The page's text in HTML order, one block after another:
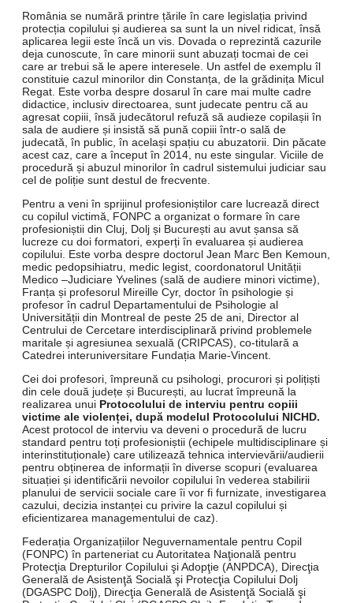
România se numără printre țările în care legislația privind
protecția copilului și audierea sa sunt la un nivel ridicat, însă
aplicarea legii este încă un vis. Dovada o reprezintă cazurile
deja cunoscute, în care minorii sunt abuzați tocmai de cei
care ar trebui să le apere interesele. Un astfel de exemplu îl
constituie cazul minorilor din Constanța, de la grădinița Micul
Regat. Este vorba despre dosarul în care mai multe cadre
didactice, inclusiv directoarea, sunt judecate pentru că au
agresat copiii, însă judecătorul refuză să audieze copilașii în
sala de audiere și insistă să pună copiii într-o sală de
judecată, în public, în același spațiu cu abuzatorii. Din păcate
acest caz, care a început în 2014, nu este singular. Viciile de
procedură și abuzul minorilor în cadrul sistemului judiciar sau
cel de poliție sunt destul de frecvente.
Pentru a veni în sprijinul profesioniștilor care lucrează direct
cu copilul victimă, FONPC a organizat o formare în care
profesioniștii din Cluj, Dolj și București au avut șansa să
lucreze cu doi formatori, experți în evaluarea și audierea
copilului. Este vorba despre doctorul Jean Marc Ben Kemoun,
medic pedopsihiatru, medic legist, coordonatorul Unității
Medico –Judiciare Yvelines (sală de audiere minori victime),
Franța și profesorul Mireille Cyr, doctor în psihologie și
profesor în cadrul Departamentului de Psihologie al
Universității din Montreal de peste 25 de ani, Director al
Centrului de Cercetare interdisciplinară privind problemele
maritale și agresiunea sexuală (CRIPCAS), co-titulară a
Catedrei interuniversitare Fundația Marie-Vincent.
Cei doi profesori, împreună cu psihologi, procurori și polițiști
din cele două județe și București, au lucrat împreună la
realizarea unui Protocolului de interviu pentru copiii
victime ale violenței, după modelul Protocolului NICHD.
Acest protocol de interviu va deveni o procedură de lucru
standard pentru toți profesioniștii (echipele multidisciplinare și
interinstituționale) care utilizează tehnica intervievării/audierii
pentru obținerea de informații în diverse scopuri (evaluarea
situației și identificării nevoilor copilului în vederea stabilirii
planului de servicii sociale care îi vor fi furnizate, investigarea
cazului, decizia instanței cu privire la cazul copilului și
eficientizarea managementului de caz).
Federația Organizațiilor Neguvernamentale pentru Copil
(FONPC) în parteneriat cu Autoritatea Naţională pentru
Protecţia Drepturilor Copilului şi Adopţie (ANPDCA), Direcţia
Generală de Asistenţă Socială şi Protecţia Copilului Dolj
(DGASPC Dolj), Direcţia Generală de Asistenţă Socială şi